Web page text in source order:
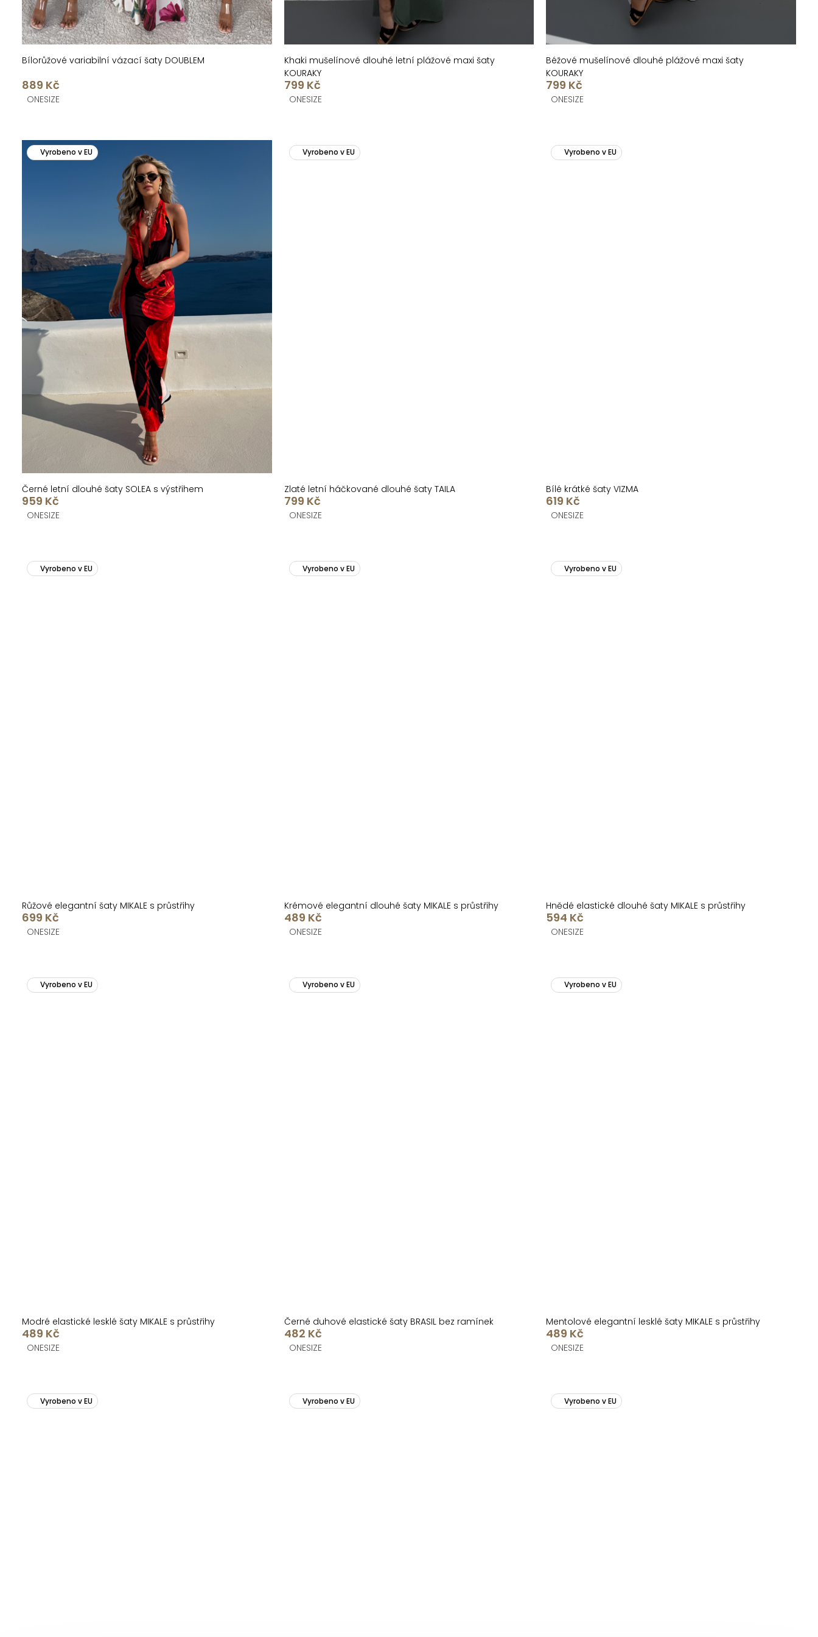
ů
Bílorůžové variabilní vázací šaty DOUBLEM
889 Kč
ONESIZE
Khaki mušelínové dlouhé letní plážové maxi šaty
KOURAKY
799 Kč
ONESIZE
Béžové mušelínové dlouhé plážové maxi šaty
KOURAKY
799 Kč
ONESIZE
Vyrobeno v EU
Černé letní dlouhé šaty SOLEA s výstřihem
959 Kč
ONESIZE
Vyrobeno v EU
Zlaté letní háčkované dlouhé šaty TAILA
799 Kč
ONESIZE
Vyrobeno v EU
Bílé krátké šaty VIZMA
619 Kč
ONESIZE
Vyrobeno v EU
Růžové elegantní šaty MIKALE s průstřihy
699 Kč
ONESIZE
Vyrobeno v EU
Krémové elegantní dlouhé šaty MIKALE s průstřihy
489 Kč
ONESIZE
Vyrobeno v EU
Hnědé elastické dlouhé šaty MIKALE s průstřihy
594 Kč
ONESIZE
Vyrobeno v EU
Modré elastické lesklé šaty MIKALE s průstřihy
489 Kč
ONESIZE
Vyrobeno v EU
Černé duhové elastické šaty BRASIL bez ramínek
482 Kč
ONESIZE
Vyrobeno v EU
Mentolové elegantní lesklé šaty MIKALE s průstřihy
489 Kč
ONESIZE
Vyrobeno v EU Vyrobeno v EU Vyrobeno v EU